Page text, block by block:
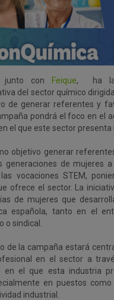
con Feique, ha
del sector químico
de generar referentes y
pondrá el foco en el
el que este sector presenta
objetivo generar
generaciones de mujeres a
vocaciones STEM,
ofrece el sector. La
de mujeres que
española, tanto en el
sindical.
de la campaña estará
en el sector a
en el que esta industria
en puestos
industrial.